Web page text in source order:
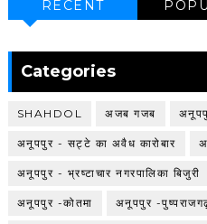
RECENT
Categories
SHAHDOL अजब गजब
अनूपपुर - सट्टे का अवैध कारोबार
अनूपपुर - भ्रष्टाचार नगरपालिका बिजुरी
अनूपपुर -कोतमा अनूपपुर -